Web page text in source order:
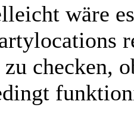
wäre
zu checken,